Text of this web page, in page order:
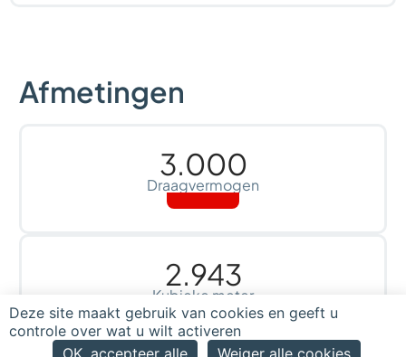
Afmetingen
3.000
Draagvermogen
2.943
Kubieke meter
Deze site maakt gebruik van cookies en geeft u
controle over wat u wilt activeren
OK, accepteer alle
Weiger alle cookies